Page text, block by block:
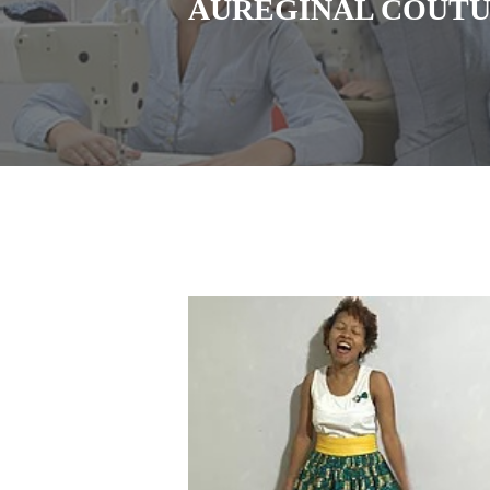
AUREGINAL
Nouveaux horaires
Cours de couture
chez Aureginal couture